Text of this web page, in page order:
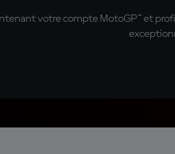
votre compte MotoGP™ et